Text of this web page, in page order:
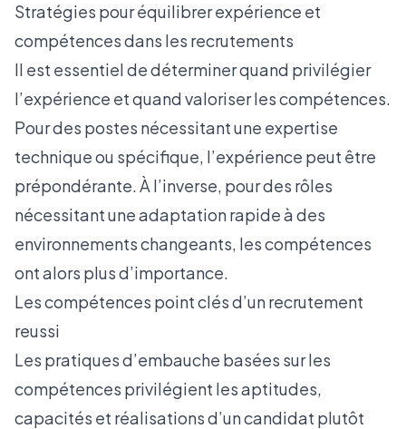
Stratégies pour équilibrer expérience et
compétences dans les recrutements
Il est essentiel de déterminer quand privilégier
l’expérience et quand valoriser les compétences.
Pour des postes nécessitant une expertise
technique ou spécifique, l’expérience peut être
prépondérante. À l’inverse, pour des rôles
nécessitant une adaptation rapide à des
environnements changeants, les compétences
ont alors plus d’importance.
Les compétences point clés d’un recrutement
reussi
Les pratiques d’embauche basées sur les
compétences privilégient les aptitudes,
capacités et réalisations d’un candidat plutôt